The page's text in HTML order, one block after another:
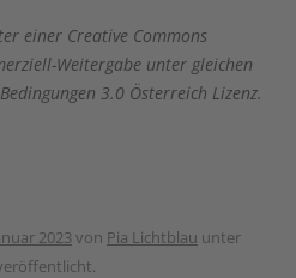
einer Creative Commons
Weitergabe unter gleichen
3.0 Österreich Lizenz.
2023von Pia Lichtblau unter